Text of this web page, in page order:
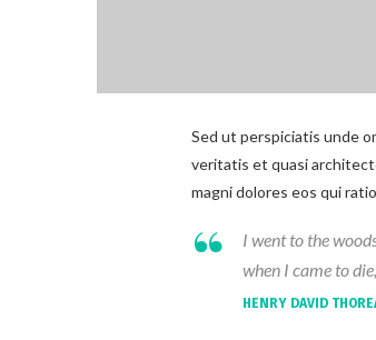
Sed ut perspiciatis unde
veritatis et quasi
magni dolores eos qui
I went to the
when I came to
HENRY DAVID